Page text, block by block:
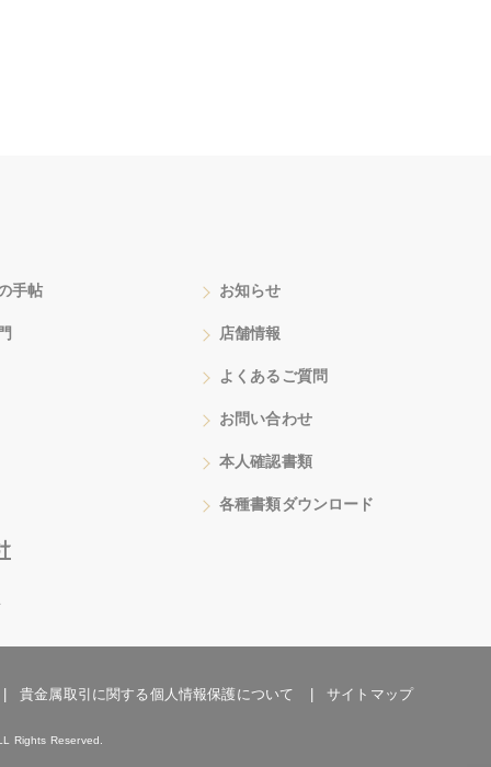
手帖 お知らせ
店舗情報
よくあるご質問
お問い合わせ
本人確認書類
各種書類ダウンロード
貴金属取引に関する個人情報保護について サイトマップ
Rights Reserved.